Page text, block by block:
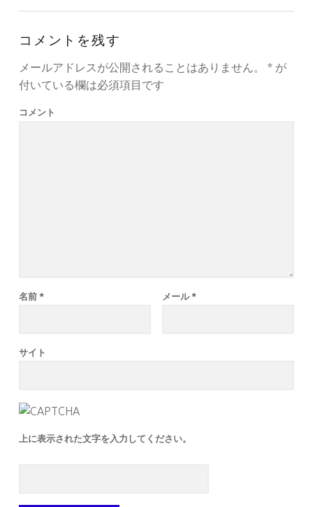
コメントを残す
メールアドレスが公開されることはありません。 *が
付いている欄は必須項目です
コメント
名前 * メール *
サイト
上に表示された文字を入力してください。